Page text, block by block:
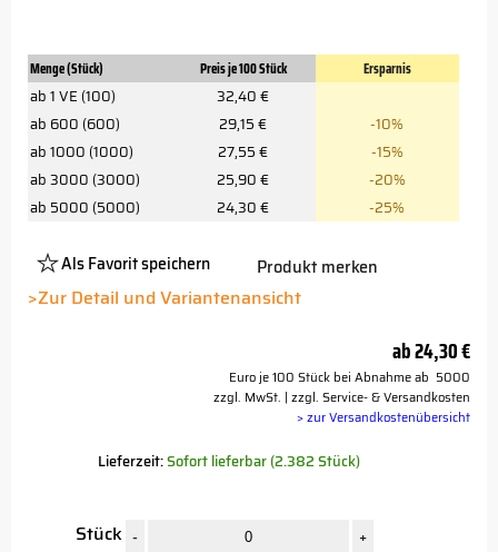
Menge (Stück) Preis je 100 Stück
Ersparnis
ab 1 VE (100)
32,40 €
ab 600 (600)
29,15 €
-10%
ab 1000 (1000)
27,55 €
-15%
ab 3000 (3000)
25,90 €
-20%
ab 5000 (5000)
24,30 € -25%
Als Favorit speichern
Platzhalter
Button
Produkt merken
>Zur Detail und Variantenansicht
ab24,30 €
Euro je 100 Stück bei Abnahme ab 5000
zzgl. MwSt. | zzgl. Service- & Versandkosten
> zur Versandkostenübersicht
Lieferzeit:Sofort lieferbar (2.382 Stück)
Stück - +